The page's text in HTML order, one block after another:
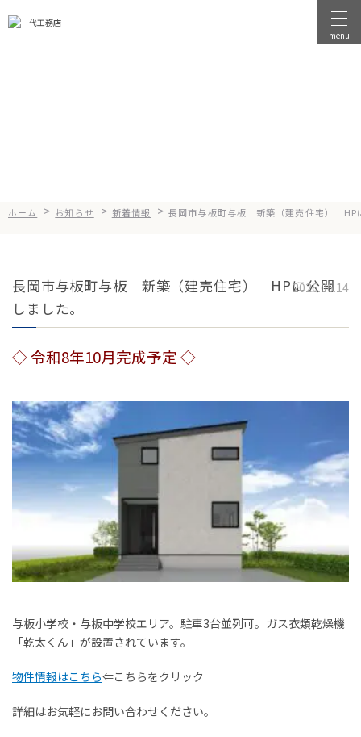
会社案内
健康経営
選ばれる理由
家選びの知識
よくあるご質問
物件に関する
お問い合わせはこちらから
0258-34-2221
受付時間：9:00～18:00（土日祝 年末年始除く）
物件お問い合わせ
menu
ホーム > お知らせ > 新着情報 > 長岡市与板町与板 新築（建売住宅） HP
長岡市与板町与板 新築（建売住宅） HPに公開
しました。
2026.06.14
◇ 令和8年10月完成予定 ◇
与板小学校・与板中学校エリア。駐車3台並列可。ガス衣類乾燥機
「乾太くん」が設置されています。
物件情報はこちら⇐こちらをクリック
詳細はお気軽にお問い合わせください。